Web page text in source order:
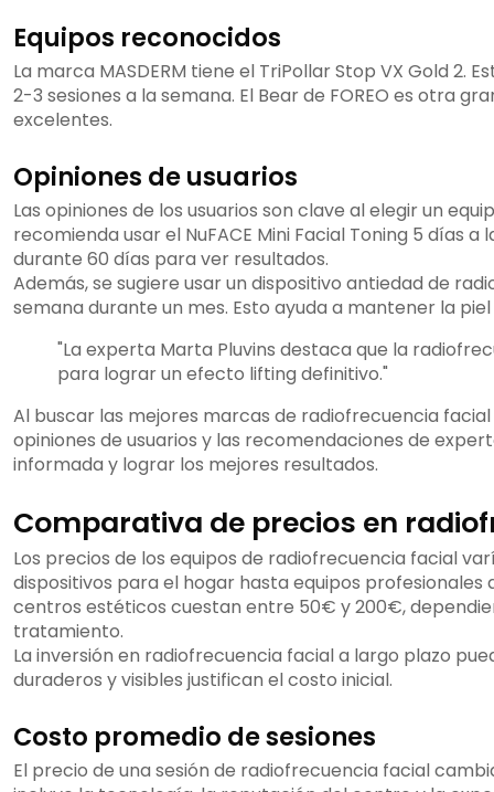
Equipos reconocidos
La marca MASDERM tiene el TriPollar Stop VX Gold 2.
2-3 sesiones a la semana. El Bear de FOREO es otra
excelentes.
Opiniones de usuarios
Las opiniones de los usuarios son clave al elegir un
recomienda usar el NuFACE Mini Facial Toning 5 días
durante 60 días para ver resultados.
Además, se sugiere usar un dispositivo antiedad de
semana durante un mes. Esto ayuda a mantener la
"La experta Marta Pluvins destaca que la
para lograr un efecto lifting definitivo."
Al buscar las mejores marcas de radiofrecuencia
opiniones de usuarios y las recomendaciones de
informada y lograr los mejores resultados.
Comparativa de precios en
Los precios de los equipos de radiofrecuencia facial
dispositivos para el hogar hasta equipos profesionales
centros estéticos cuestan entre 50€ y 200€,
tratamiento.
La inversión en radiofrecuencia facial a largo plazo
duraderos y visibles justifican el costo inicial.
Costo promedio de sesiones
El precio de una sesión de radiofrecuencia facial